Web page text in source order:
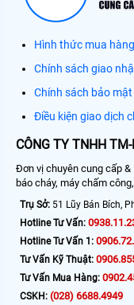
Hình thức mua hàng
Chính sách giao
Chính sách bảo mật
Điều kiện giao dịch
CÔNG TY TNHH
Đơn vị chuyên cung cấp
báo cháy, máy chấm
Trụ Sở: 51 Lũy Bán Bích,
Hotline Tư Vấn:
Hotline Tư Vấn 1:
Tư Vấn Kỹ Thuật:
Tư Vấn Mua Hàng:
CSKH: (028) 6688.4949